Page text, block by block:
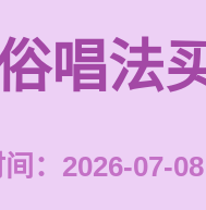
唱法
间：2026-07-